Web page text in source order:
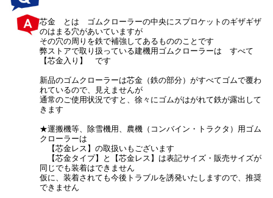
芯金 とは ゴムクローラーの中央にスプロケットのギザギザ
のはまる穴があいていますが
その穴の周りを鉄で補強してあるもののことです
弊ストアで取り扱っている建機用ゴムクローラーは すべて
【芯金入り】 です
新品のゴムクローラーは芯金（鉄の部分）がすべてゴムで覆わ
れているので、見えませんが
通常のご使用状況ですと、徐々にゴムがはがれて鉄が露出して
きます
★運搬機等、除雪機用、農機（コンバイン・トラクタ）用ゴム
クローラーは
【芯金レス】の取扱いもございます
【芯金タイプ】と【芯金レス】は表記サイズ・販売サイズが
同じでも装着はできません
仮に、装着されても今後トラブルを誘発いたしますので、推奨
できません